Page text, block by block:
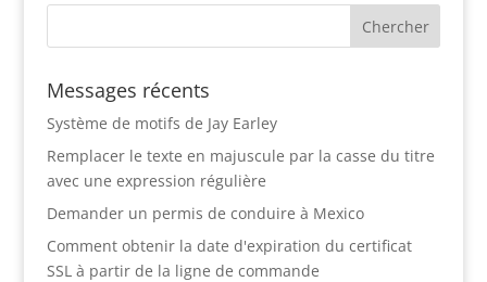
Messages récents
Système de motifs de Jay Earley
Remplacer le texte en majuscule par la casse du titre
avec une expression régulière
Demander un permis de conduire à Mexico
Comment obtenir la date d'expiration du certificat
SSL à partir de la ligne de commande